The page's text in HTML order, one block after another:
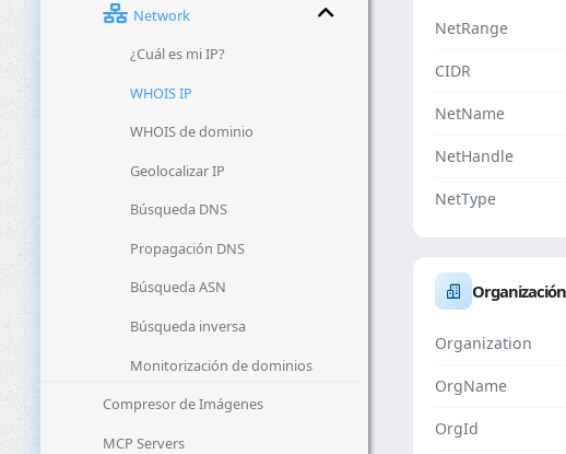
Network
¿Cuál es mi IP?
WHOIS IP
WHOIS de dominio
Geolocalizar IP
Búsqueda DNS
Propagación DNS
Búsqueda ASN
Búsqueda inversa
Monitorización de dominios
Compresor de Imágenes
MCP Servers
NetRange
CIDR
NetName
NetHandle
NetType
Organización
Organization
OrgName
OrgId